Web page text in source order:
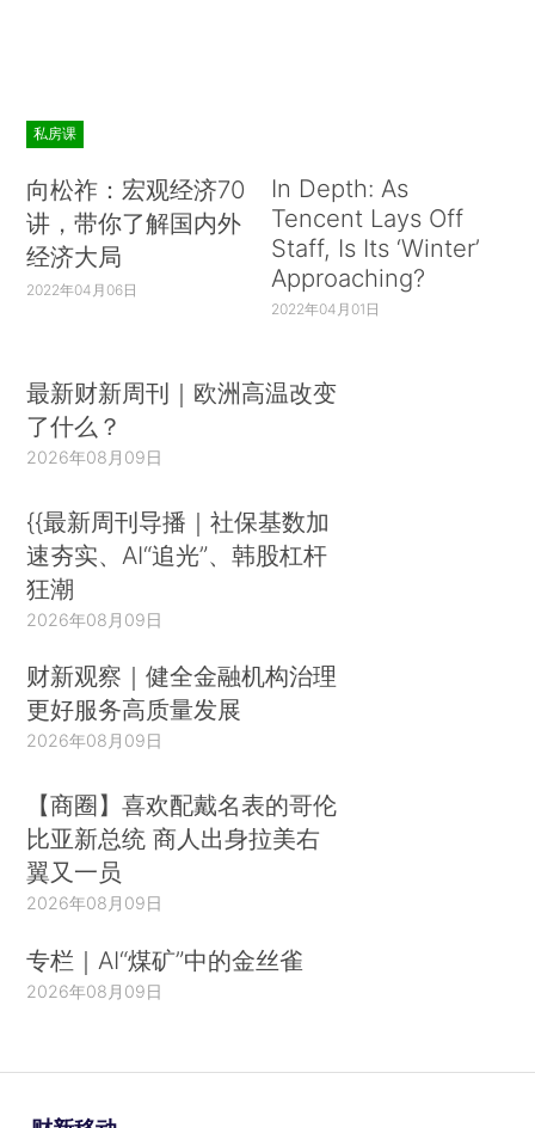
私房课
向松祚：宏观经济70
讲，带你了解国内外
经济大局
2022年04月06日
In Depth: As
Tencent Lays Off
Staff, Is Its ‘Winter’
Approaching?
2022年04月01日
最新财新周刊｜欧洲高温改变
了什么？
2026年08月09日
{{最新周刊导播｜社保基数加
速夯实、AI“追光”、韩股杠杆
狂潮
2026年08月09日
财新观察｜健全金融机构治理
更好服务高质量发展
2026年08月09日
【商圈】喜欢配戴名表的哥伦
比亚新总统 商人出身拉美右
翼又一员
2026年08月09日
专栏｜AI“煤矿”中的金丝雀
2026年08月09日